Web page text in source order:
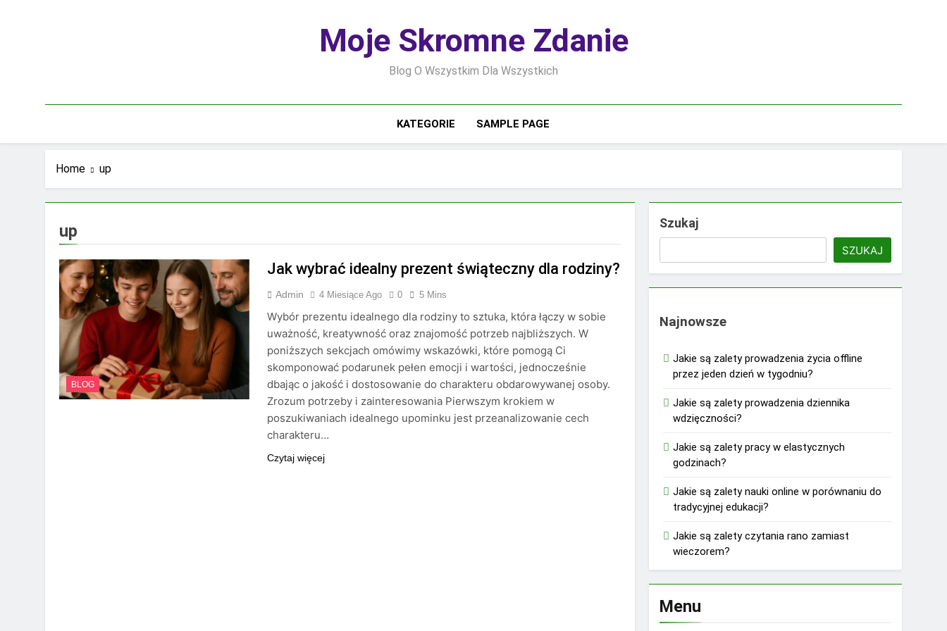
Moje Skromne Zdanie
Blog O Wszystkim Dla Wszystkich
KATEGORIE SAMPLE PAGE
Home up
up
BLOG
Jak wybrać idealny prezent świąteczny dla rodziny?
Admin 4 Miesiące Ago 0 5 Mins
Wybór prezentu idealnego dla rodziny to sztuka, która łączy w sobie
uważność, kreatywność oraz znajomość potrzeb najbliższych. W
poniższych sekcjach omówimy wskazówki, które pomogą Ci
skomponować podarunek pełen emocji i wartości, jednocześnie
dbając o jakość i dostosowanie do charakteru obdarowywanej osoby.
Zrozum potrzeby i zainteresowania Pierwszym krokiem w
poszukiwaniach idealnego upominku jest przeanalizowanie cech
charakteru…
Czytaj więcej
Szukaj
SZUKAJ
Najnowsze
Jakie są zalety prowadzenia życia offline
przez jeden dzień w tygodniu?
Jakie są zalety prowadzenia dziennika
wdzięczności?
Jakie są zalety pracy w elastycznych
godzinach?
Jakie są zalety nauki online w porównaniu do
tradycyjnej edukacji?
Jakie są zalety czytania rano zamiast
wieczorem?
Menu